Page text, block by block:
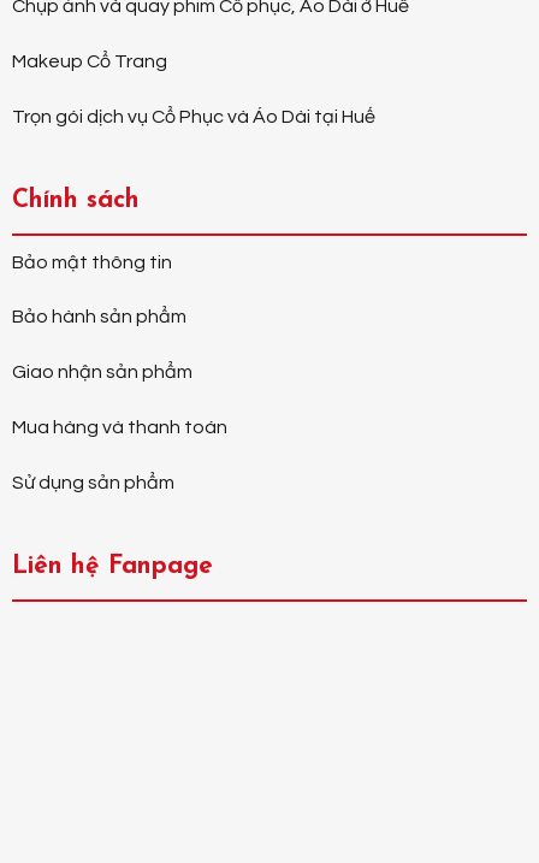
Chụp ảnh và quay phim Cổ phục, Áo Dài ở Huế
Makeup Cổ Trang
Trọn gói dịch vụ Cổ Phục và Áo Dài tại Huế
Chính sách
Bảo mật thông tin
Bảo hành sản phẩm
Giao nhận sản phẩm
Mua hàng và thanh toán
Sử dụng sản phẩm
Liên hệ Fanpage